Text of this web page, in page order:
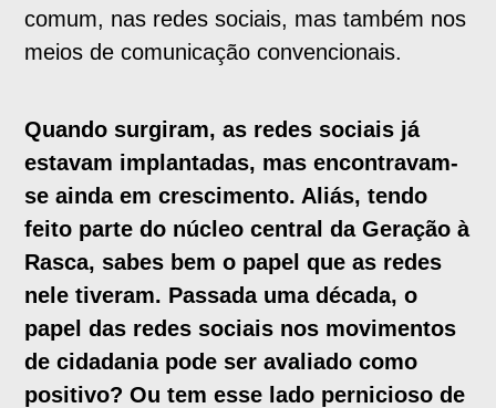
comum, nas redes sociais, mas também nos
meios de comunicação convencionais.
Quando surgiram, as redes sociais já
estavam implantadas, mas encontravam-
se ainda em crescimento. Aliás, tendo
feito parte do núcleo central da Geração à
Rasca, sabes bem o papel que as redes
nele tiveram. Passada uma década, o
papel das redes sociais nos movimentos
de cidadania pode ser avaliado como
positivo? Ou tem esse lado pernicioso de